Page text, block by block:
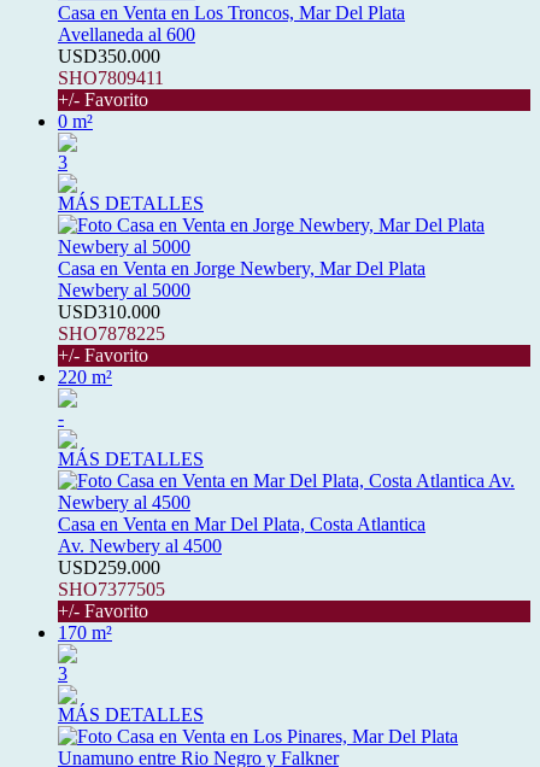
Casa en Venta en Los Troncos, Mar Del Plata
Avellaneda al 600
USD350.000
SHO7809411
+/- Favorito
0 m²
3
MÁS DETALLES
Casa en Venta en Jorge Newbery, Mar Del Plata
Newbery al 5000
USD310.000
SHO7878225
+/- Favorito
220 m²
-
MÁS DETALLES
Casa en Venta en Mar Del Plata, Costa Atlantica
Av. Newbery al 4500
USD259.000
SHO7377505
+/- Favorito
170 m²
3
MÁS DETALLES